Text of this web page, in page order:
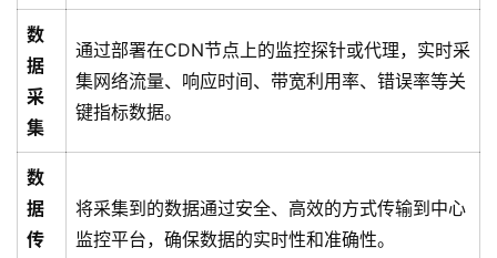
数
据
采
集
通过部署在CDN节点上的监控探针或代理，实时采
集网络流量、响应时间、带宽利用率、错误率等关
键指标数据。
数
据
传
将采集到的数据通过安全、高效的方式传输到中心
监控平台，确保数据的实时性和准确性。